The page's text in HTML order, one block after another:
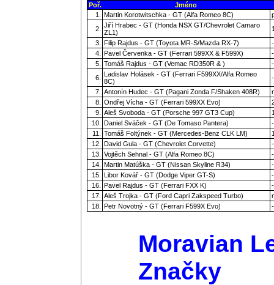
Poř.
Jméno
1.
Martin Korotwitschka - GT (Alfa Romeo 8C)
2.
Jiří Hrabec - GT (Honda NSX GT/Chevrolet Camaro
ZL1)
3.
Filip Rajdus - GT (Toyota MR-S/Mazda RX-7)
-
4.
Pavel Červenka - GT (Ferrari 599XX & F599X)
-
5.
Tomáš Rajdus - GT (Vemac RD350R & )
-
6.
Ladislav Holásek - GT (Ferrari F599XX/Alfa Romeo
8C)
-
7.
Antonín Hudec - GT (Pagani Zonda F/Shaken 408R)
8.
Ondřej Vícha - GT (Ferrari 599XX Evo)
9.
Aleš Svoboda - GT (Porsche 997 GT3 Cup)
10.
Daniel Sváček - GT (De Tomaso Pantera)
-
11.
Tomáš Foltýnek - GT (Mercedes-Benz CLK LM)
12.
David Gula - GT (Chevrolet Corvette)
-
13.
Vojtěch Sehnal - GT (Alfa Romeo 8C)
-
14.
Martin Matúška - GT (Nissan Skyline R34)
-
15.
Libor Kovář - GT (Dodge Viper GT-S)
-
16.
Pavel Rajdus - GT (Ferrari FXX K)
-
17.
Aleš Trojka - GT (Ford Capri Zakspeed Turbo)
18.
Petr Novotný - GT (Ferrari F599X Evo) -
Moravian
Značky